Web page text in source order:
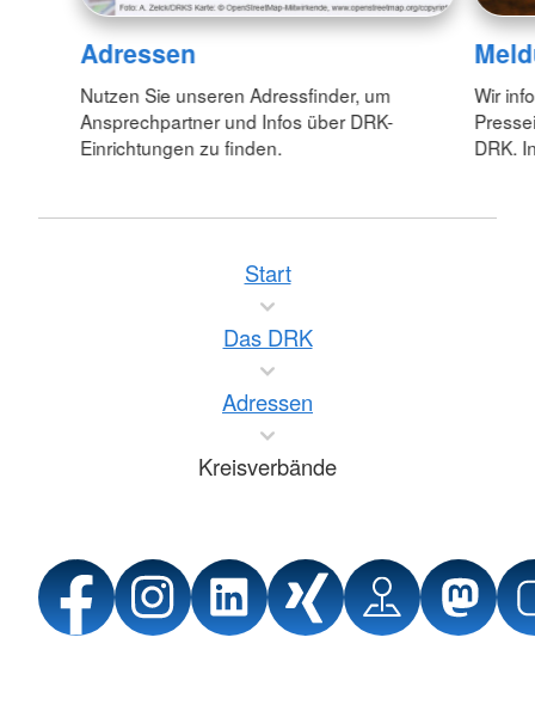
Adressen
Nutzen Sie unseren Adressfinder, um
Ansprechpartner und Infos über DRK-
Einrichtungen zu finden.
Wir
DRK.
Start
Das DRK
Adressen
Kreisverbände